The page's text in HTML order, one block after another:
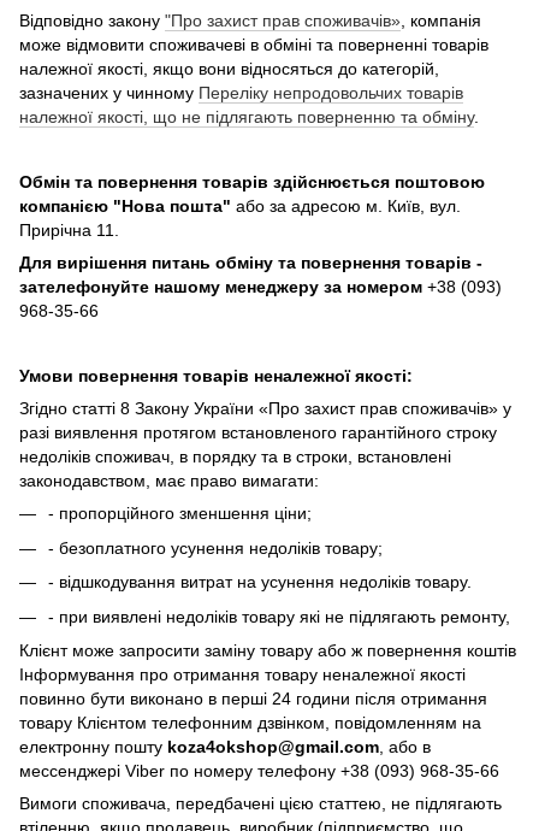
Відповідно закону "Про захист прав споживачів», компанія
може відмовити споживачеві в обміні та поверненні товарів
належної якості, якщо вони відносяться до категорій,
зазначених у чинному Переліку непродовольчих товарів
належної якості, що не підлягають поверненню та обміну.
Обмін та повернення товарів здійснюється поштовою
компанією "Нова пошта" або за адресою м. Київ, вул.
Прирічна 11.
Для вирішення питань обміну та повернення товарів -
зателефонуйте нашому менеджеру за номером +38 (093)
968-35-66
Умови повернення товарів неналежної якості:
Згідно статті 8 Закону України «Про захист прав споживачів» у
разі виявлення протягом встановленого гарантійного строку
недоліків споживач, в порядку та в строки, встановлені
законодавством, має право вимагати:
- пропорційного зменшення ціни;
- безоплатного усунення недоліків товару;
- відшкодування витрат на усунення недоліків товару.
- при виявлені недоліків товару які не підлягають ремонту,
Клієнт може запросити заміну товару або ж повернення коштів
Інформування про отримання товару неналежної якості
повинно бути виконано в перші 24 години після отримання
товару Клієнтом телефонним дзвінком, повідомленням на
електронну пошту koza4okshop@gmail.com , або в
мессенджері Viber по номеру телефону +38 (093) 968-35-66
Вимоги споживача, передбачені цією статтею, не підлягають